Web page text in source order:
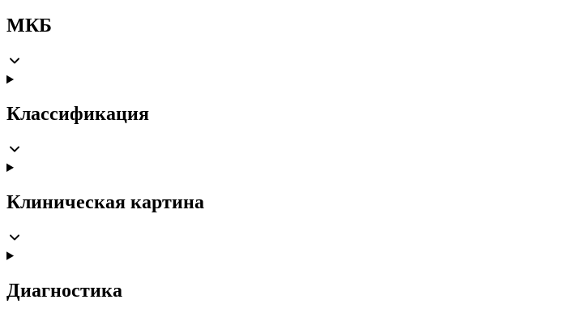
МКБ
Классификация
Клиническая картина
Диагностика